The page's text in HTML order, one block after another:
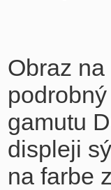
Obraz
gamutu
displeji
na farbe